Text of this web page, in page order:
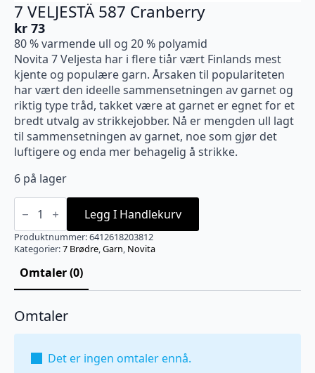
7 VELJESTÄ 587 Cranberry
kr 73
80 % varmende ull og 20 % polyamid
Novita 7 Veljesta har i flere tiår vært Finlands mest
kjente og populære garn. Årsaken til populariteten
har vært den ideelle sammensetningen av garnet og
riktig type tråd, takket være at garnet er egnet for et
bredt utvalg av strikkejobber. Nå er mengden ull lagt
til sammensetningen av garnet, noe som gjør det
luftigere og enda mer behagelig å strikke.
6 på lager
7
VELJESTÄ
Cranberry
antall
Legg I Handlekurv
Produktnummer:6412618203812
Kategorier:7 Brødre,Garn, Novita
Omtaler (0)
Omtaler
Det er ingen omtaler ennå.